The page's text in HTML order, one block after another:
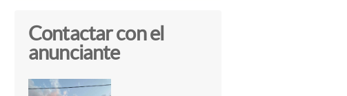
Contactar con el
anunciante